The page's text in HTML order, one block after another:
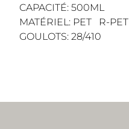
CAPACITÉ: 500ML
MATÉRIEL: PET R-PET
GOULOTS: 28/410